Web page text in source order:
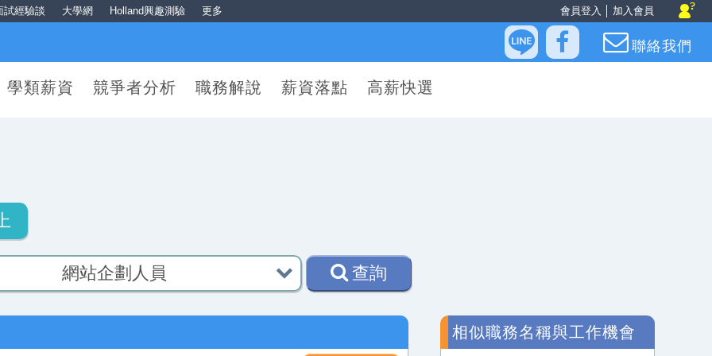
會員登入 加入會員
試經驗談 大學網 Holland興趣測驗 更多
聯絡我們
學類薪資 競爭者分析 職務解說 薪資落點 高薪快選
查詢
相似職務名稱與工作機會